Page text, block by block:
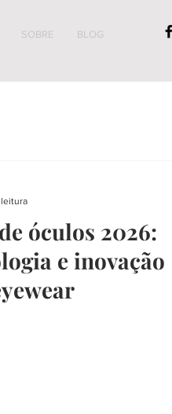
SOBRE BLOG
óculos 2026:
e inovação